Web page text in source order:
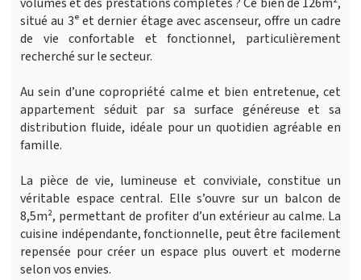
situé au 3ᵉ et dernier étage avec ascenseur, offre un cadre
de vie confortable et fonctionnel, particulièrement
recherché sur le secteur.
Au sein d’une copropriété calme et bien entretenue, cet
appartement séduit par sa surface généreuse et sa
distribution fluide, idéale pour un quotidien agréable en
famille.
La pièce de vie, lumineuse et conviviale, constitue un
véritable espace central. Elle s’ouvre sur un balcon de
8,5m², permettant de profiter d’un extérieur au calme. La
cuisine indépendante, fonctionnelle, peut être facilement
repensée pour créer un espace plus ouvert et moderne
selon vos envies.